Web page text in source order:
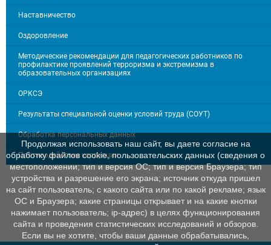
Наставничество
Оздоровление
Методические рекомендации для педагогических работников по
профилактике проявлений терроризма и экстремизма в
образовательных организациях
ОРКСЭ
Результаты специальной оценки условий труда (СОУТ)
Обработка персональных данных
Противодействие коррупции
Продолжая использовать наш сайт, вы даете согласие на
обработку файлов cookie, пользовательских данных (сведения о
местоположении; тип и версия ОС; тип и версия Браузера; тип
устройства и разрешение его экрана; источник откуда пришел
на сайт пользователь; с какого сайта или по какой рекламе; язык
ОС и Браузера; какие страницы открывает и на какие кнопки
нажимает пользователь; ip-адрес) в целях функционирования
сайта и проведения статистических исследований и обзоров.
Если вы не хотите, чтобы ваши данные обрабатывались,